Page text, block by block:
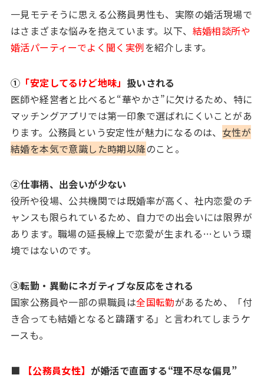
一見モテそうに思える公務員男性も、実際の婚活現場で
はさまざまな悩みを抱えています。以下、 結婚相談所や
婚活パーティーでよく聞く実例を紹介します。
① 「安定してるけど地味」 扱いされる
医師や経営者と比べると“華やかさ”に欠けるため、特に
マッチングアプリでは第一印象で選ばれにくいことがあ
ります。公務員という安定性が魅力になるのは、 女性が
結婚を本気で意識した時期以降のこと。
②仕事柄、出会いが少ない
役所や役場、公共機関では既婚率が高く、社内恋愛のチ
ャンスも限られているため、自力での出会いには限界が
あります。職場の延長線上で恋愛が生まれる…という環
境ではないのです。
③転勤・異動にネガティブな反応をされる
国家公務員や一部の県職員は全国転勤があるため、「付
き合っても結婚となると躊躇する」と言われてしまうケ
ースも。
■ 【公務員女性】 が婚活で直面する“理不尽な偏見”